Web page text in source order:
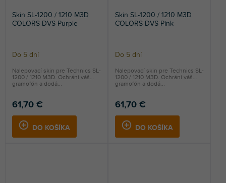
Skin SL-1200 / 1210 M3D
COLORS DVS Purple
Do 5 dní
61,70 €
DO KOŠÍKA
Nalepovací skin pre Technics SL-
1200 / 1210 M3D. Ochráni váš
gramofón a dodá...
Skin SL-1200 / 1210 M3D
COLORS DVS Pink
Do 5 dní
61,70 €
DO KOŠÍKA
Nalepovací skin pre Technics SL-
1200 / 1210 M3D. Ochráni váš
gramofón a dodá...